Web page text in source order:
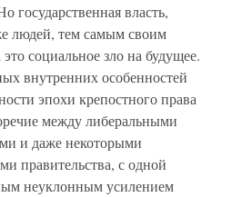
государственная власть,
людей, тем самым своим
социальное зло на будущее.
внутренних особенностей
эпохи крепостного права
между либеральными
и даже некоторыми
правительства, с одной
неуклонным усилением